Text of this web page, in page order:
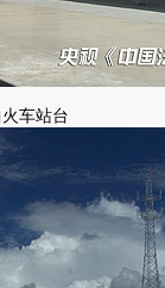
车站台